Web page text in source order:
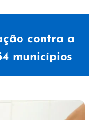
contra a
municípios